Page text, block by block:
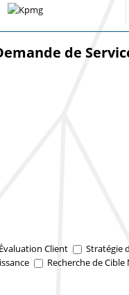
de
Évaluation Client
Stratégie
Recherche de Cible